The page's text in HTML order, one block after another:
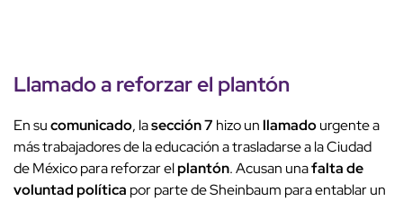
Llamado a reforzar el plantón
En sucomunicado, lasección 7 hizo unllamadourgente a
más trabajadores de la educación a trasladarse a la Ciudad
de México para reforzar elplantón. Acusan unafalta de
voluntad política por parte de Sheinbaum para entablar un